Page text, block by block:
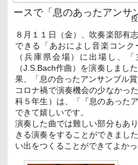
ースで「息のあったアンサ
８月１１日（金）、吹奏楽部有
できる「あおによし音楽コン
（兵庫県会場）に出場し、
（J.S.Bach作曲）を演奏しまし
果、「息の合ったアンサンブル賞
コロナ禍で演奏機会の少なかっ
科５年生）は、「『息のあった
できて嬉しいです。
演奏した曲では難しい部分もあ
きる演奏をすることができまし
い出をつくることができてよか